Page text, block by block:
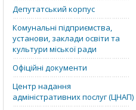
Депутатський корпус
Комунальні підприємства,
установи, заклади освіти та
культури міської ради
Офіційні документи
Центр надання
адміністративних послуг (ЦНАП)